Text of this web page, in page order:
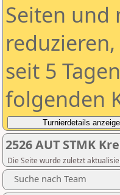
Seiten und
seit 5
folgenden
2526 AUT STMK
Die Seite wurde zuletzt
Suche nach Team